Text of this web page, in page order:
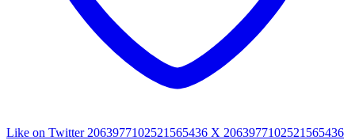
Like on Twitter 2063977102521565436 X 2063977102521565436